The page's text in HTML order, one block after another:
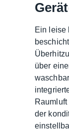
Ein leise
über
der